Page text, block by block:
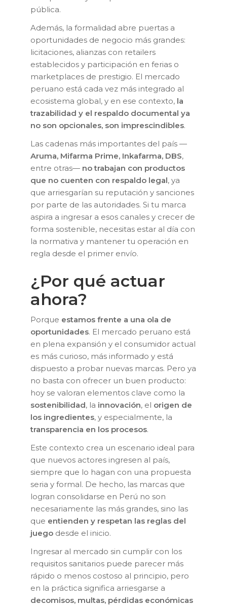
pública.
Además, la formalidad abre puertas a
oportunidades de negocio más grandes:
licitaciones, alianzas con retailers
establecidos y participación en ferias o
marketplaces de prestigio. El mercado
peruano está cada vez más integrado al
ecosistema global, y en ese contexto, la
trazabilidad y el respaldo documental ya
no son opcionales, son imprescindibles.
Las cadenas más importantes del país —
Aruma, Mifarma Prime, Inkafarma, DBS,
entre otras— no trabajan con productos
que no cuenten con respaldo legal, ya
que arriesgarían su reputación y sanciones
por parte de las autoridades. Si tu marca
aspira a ingresar a esos canales y crecer de
forma sostenible, necesitas estar al día con
la normativa y mantener tu operación en
regla desde el primer envío.
¿Por qué actuar
ahora?
Porque estamos frente a una ola de
oportunidades. El mercado peruano está
en plena expansión y el consumidor actual
es más curioso, más informado y está
dispuesto a probar nuevas marcas. Pero ya
no basta con ofrecer un buen producto:
hoy se valoran elementos clave como la
sostenibilidad, la innovación, el origen de
los ingredientes, y especialmente, la
transparencia en los procesos.
Este contexto crea un escenario ideal para
que nuevos actores ingresen al país,
siempre que lo hagan con una propuesta
seria y formal. De hecho, las marcas que
logran consolidarse en Perú no son
necesariamente las más grandes, sino las
que entienden y respetan las reglas del
juego desde el inicio.
Ingresar al mercado sin cumplir con los
requisitos sanitarios puede parecer más
rápido o menos costoso al principio, pero
en la práctica significa arriesgarse a
decomisos, multas, pérdidas económicas